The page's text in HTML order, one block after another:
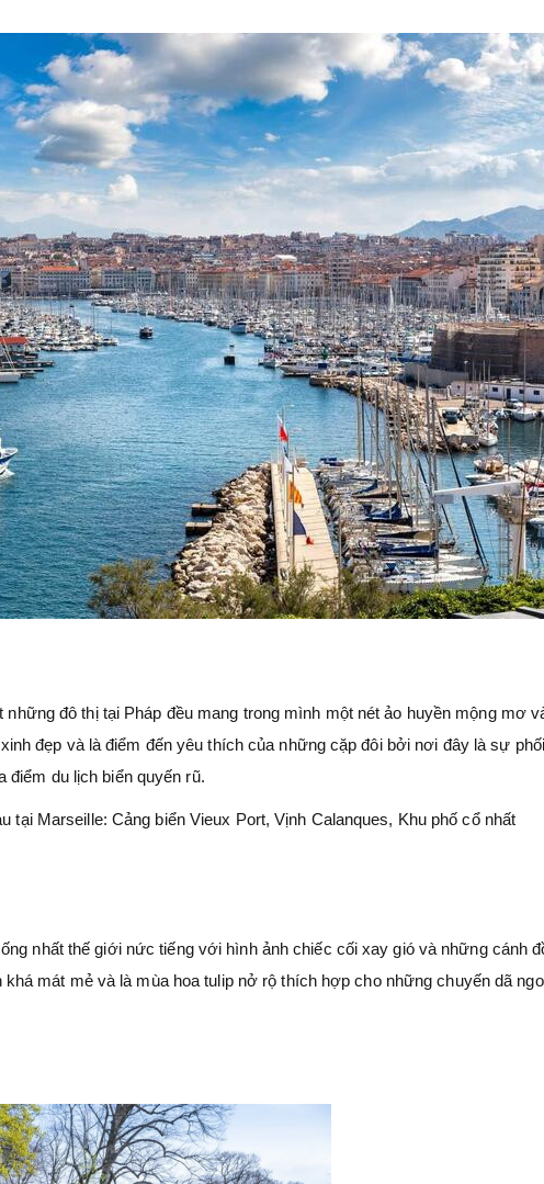
đô thị tại Pháp đều mang trong mình một nét ảo huyền mộng mơ
đẹp và là điểm đến yêu thích của những cặp đôi bởi nơi đây là sự
điểm du lịch biển quyến rũ.
tại Marseille: Cảng biển Vieux Port, Vịnh Calanques, Khu phố cổ nhất
nhất thế giới nức tiếng với hình ảnh chiếc cối xay gió và những cánh
mát mẻ và là mùa hoa tulip nở rộ thích hợp cho những chuyến dã